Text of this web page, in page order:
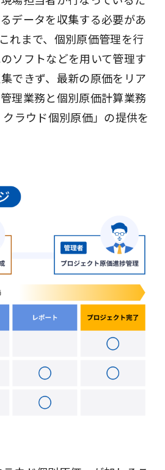
データを収集する必要があ
れまで、個別原価管理を行
ソフトなどを用いて管理す
できず、最新の原価をリア
理業務と個別原価計算業務
ラウド個別原価」の提供を